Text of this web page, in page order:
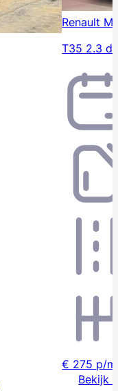
Renault
T35 2.3
€ 275 p/m
Bekijk